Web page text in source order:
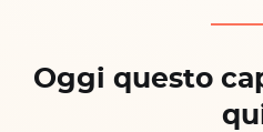
Oggi questo